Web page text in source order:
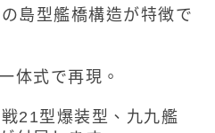
島型艦橋構造が特徴で
体式で再現。
21型爆装型、九九艦